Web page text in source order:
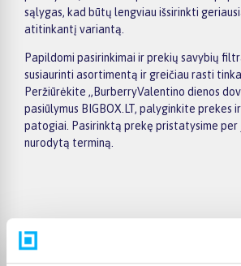
sąlygas, kad būtų lengviau išsirinkti
atitinkantį variantą.
Papildomi pasirinkimai ir prekių savybių
susiaurinti asortimentą ir greičiau rasti
Peržiūrėkite „BurberryValentino dienos
pasiūlymus BIGBOX.LT, palyginkite prekes
patogiai. Pasirinktą prekę pristatysime per
nurodytą terminą.
Pirkėjų atsiliepimai